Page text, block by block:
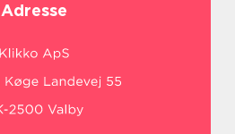
Adresse